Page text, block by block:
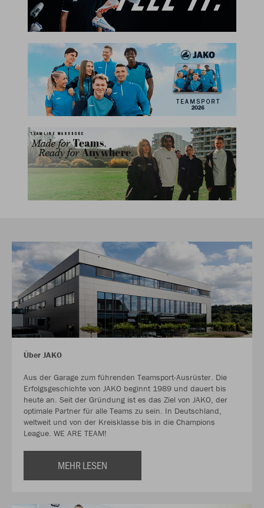
Über JAKO
Aus der Garage zum führenden Teamsport-Ausrüster. Die
Erfolgsgeschichte von JAKO beginnt 1989 und dauert bis
heute an. Seit der Gründung ist es das Ziel von JAKO, der
optimale Partner für alle Teams zu sein. In Deutschland,
weltweit und von der Kreisklasse bis in die Champions
League. WE ARE TEAM!
MEHR LESEN